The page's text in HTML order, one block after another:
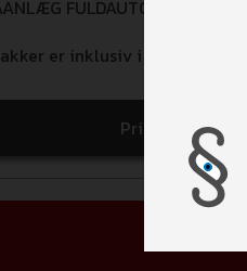
FULDAUTOMATISK
er inklusiv i udsalgsprisen!
Print